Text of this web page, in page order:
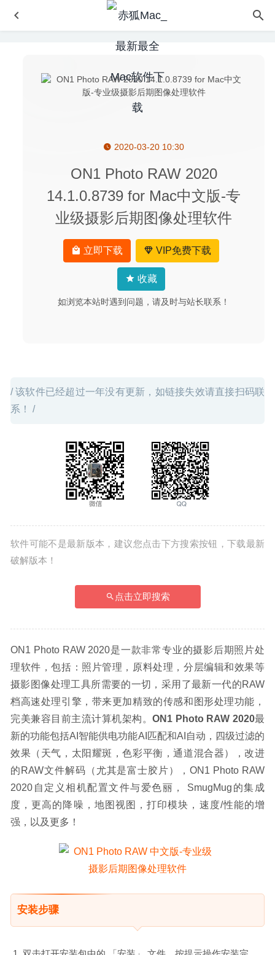
2020-03-20 10:30
ON1 Photo RAW 2020
14.1.0.8739 for Mac中文版-专
业级摄影后期图像处理软件
立即下载 VIP免费下载
收藏
如浏览本站时遇到问题，请及时与站长联系！
/ 该软件已经超过一年没有更新，如链接失效请直接扫码联
系！ /
软件可能不是最新版本，建议您点击下方搜索按钮，下载最新
破解版本！
点击立即搜索
ON1 Photo RAW 2020是一款非常专业的摄影后期照片处
理软件，包括：照片管理，原料处理，分层编辑和效果等
摄影图像处理工具所需要的一切，采用了最新一代的RAW
档高速处理引擎，带来更加精致的传感和图形处理功能，
完美兼容目前主流计算机架构。 ON1 Photo RAW 2020最
新的功能包括AI智能供电功能AI匹配和AI自动，四级过滤的
效果（天气，太阳耀斑，色彩平衡，通道混合器），改进
的RAW文件解码（尤其是富士胶片），ON1 Photo RAW
2020自定义相机配置文件与爱色丽， SmugMug的集成
度，更高的降噪，地图视图，打印模块，速度/性能的增
强，以及更多！
安装步骤
ON1 Photo RAW 2020.5 14.5.0.9199 中文版-专业级摄影
uBar 4.2.3 – 可以让Mac拥有Windows任务栏的应用
iShot 1.6.7 Beta2 for Mac中文版-非常优秀的截图录屏的神
MaCleaner X 14.5.0 中文版-系统垃圾清理及优化工具
Boxy SVG 3.41 – 专业的SVG图像矢量编辑器